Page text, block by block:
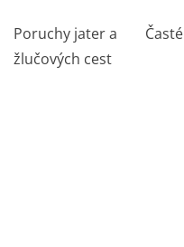
Poruchy jater a
žlučových cest
Časté